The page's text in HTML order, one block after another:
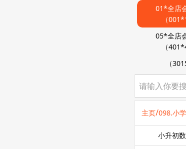
01*全店
（
05*全店
（
（
主页/098.小
小升初